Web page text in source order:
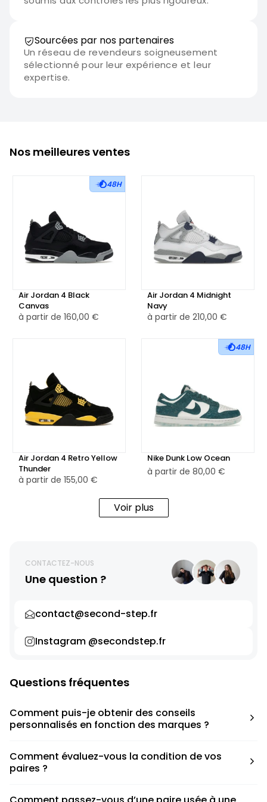
Sourcées par nos partenaires
Un réseau de revendeurs soigneusement
sélectionné pour leur expérience et leur
expertise.
Nos meilleures ventes
48H
Air Jordan 4 Black
Canvas
à partir de 160,00 €
Air Jordan 4 Midnight
Navy
à partir de 210,00 €
Air Jordan 4 Retro Yellow
Thunder
à partir de 155,00 €
48H
Nike Dunk Low Ocean
à partir de 80,00 €
Voir plus
CONTACTEZ-NOUS
Une question ?
contact@second-step.fr
Instagram @secondstep.fr
Questions fréquentes
Comment puis-je obtenir des conseils
personnalisés en fonction des marques ?
pour déterminer la taille appropriée, que ce soit une taille
en dessous, au-dessus ou correspondant à votre taille
Comment évaluez-vous la condition de vos
paires ?